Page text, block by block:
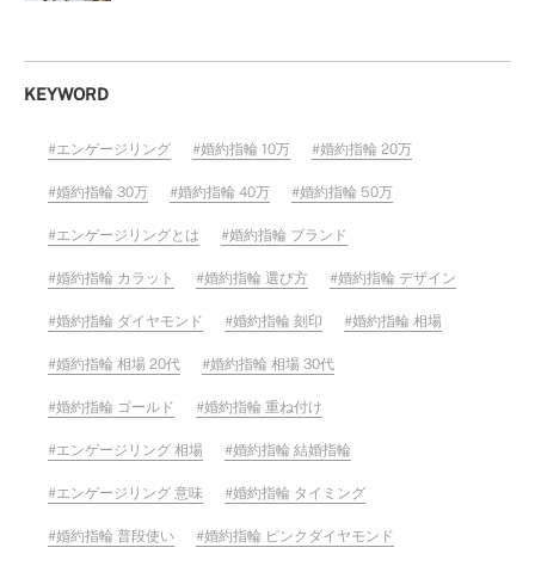
KEYWORD
エンゲージリング 婚約指輪 10万 婚約指輪 20万
婚約指輪 30万 婚約指輪 40万 婚約指輪 50万
エンゲージリングとは 婚約指輪 ブランド
婚約指輪 カラット 婚約指輪 選び方 婚約指輪 デザイン
婚約指輪 ダイヤモンド 婚約指輪 刻印 婚約指輪 相場
婚約指輪 相場 20代 婚約指輪 相場 30代
婚約指輪 ゴールド 婚約指輪 重ね付け
エンゲージリング 相場 婚約指輪 結婚指輪
エンゲージリング 意味 婚約指輪 タイミング
婚約指輪 普段使い 婚約指輪 ピンクダイヤモンド